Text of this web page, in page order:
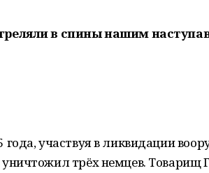
в спины нашим
года, участвуя в ликвидации
уничтожил трёх немцев. Товарищ